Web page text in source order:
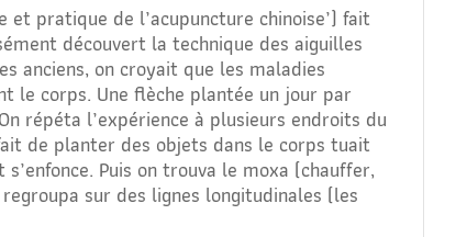
et pratique de l’acupuncture chinoise’) fait
découvert la technique des aiguilles
anciens, on croyait que les maladies
le corps. Une flèche plantée un jour par
répéta l’expérience à plusieurs endroits du
de planter des objets dans le corps tuait
Puis on trouva le moxa (chauffer,
sur des lignes longitudinales (les